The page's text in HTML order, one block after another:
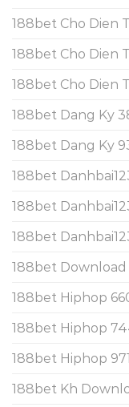
188bet Cho Dien
188bet Cho Dien
188bet Cho Dien
188bet Dang Ky
188bet Dang Ky
188bet
188bet
188bet
188bet
188bet Hiphop
188bet Hiphop
188bet Hiphop 971
188bet Kh